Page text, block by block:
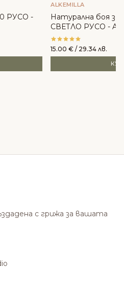
РУСО -
ALKEMILLA
Натурална боя
СВЕТЛО РУСО -
15.00 € / 29.34 лв.
с грижа за вашата